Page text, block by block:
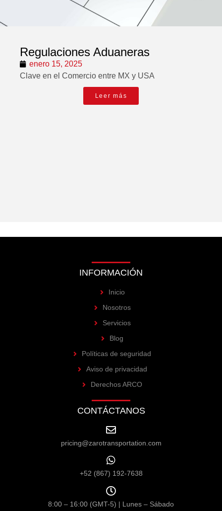
Regulaciones Aduaneras
enero 15, 2025
Clave en el Comercio entre MX y USA
Leer más
INFORMACIÓN
Inicio
Nosotros
Servicios
Blog
Políticas de seguridad
Aviso de privacidad
Derechos ARCO
CONTÁCTANOS
pricing@zarotransportation.com
+52 (867) 192-7638
8:00 – 16:00 (GMT-5) | Lunes – Sábado